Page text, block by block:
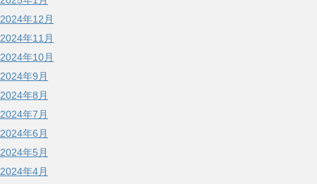
2024年12月
2024年11月
2024年10月
2024年9月
2024年8月
2024年7月
2024年6月
2024年5月
2024年4月